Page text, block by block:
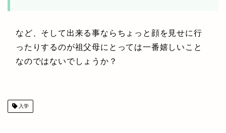
など、そして出来る事ならちょっと顔を見せに行
ったりするのが祖父母にとっては一番嬉しいこと
なのではないでしょうか？
入学